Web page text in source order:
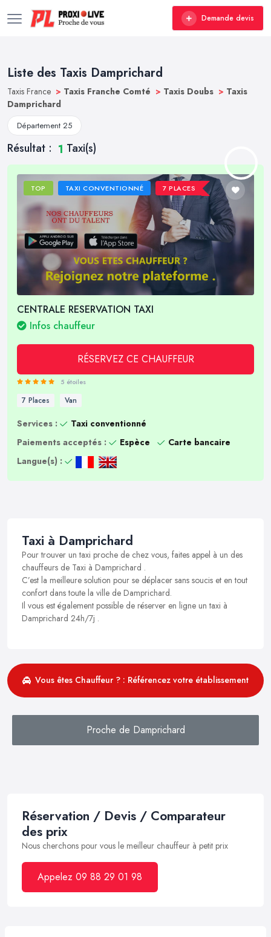
Demande devis
Liste des Taxis Damprichard
Taxis France > Taxis Franche Comté > Taxis Doubs > Taxis
Damprichard
Département 25
Résultat : 1 Taxi(s)
TOP TAXI CONVENTIONNÉ 7 PLACES
CENTRALE RESERVATION TAXI
Infos chauffeur
RÉSERVEZ CE CHAUFFEUR
5 étoiles
7 Places Van
Services :
Taxi conventionné
Paiements acceptés :
Espèce
Carte bancaire
Langue(s) :
Taxi à Damprichard
Pour trouver un taxi proche de chez vous, faites appel à un des
chauffeurs de Taxi à Damprichard .
C’est la meilleure solution pour se déplacer sans soucis et en tout
confort dans toute la ville de Damprichard.
Il vous est également possible de réserver en ligne un taxi à
Damprichard 24h/7j .
Vous êtes Chauffeur ? : Référencez votre établissement
Proche de Damprichard
Réservation / Devis / Comparateur
des prix
Nous cherchons pour vous le meilleur chauffeur à petit prix
Appelez 09 88 29 01 98